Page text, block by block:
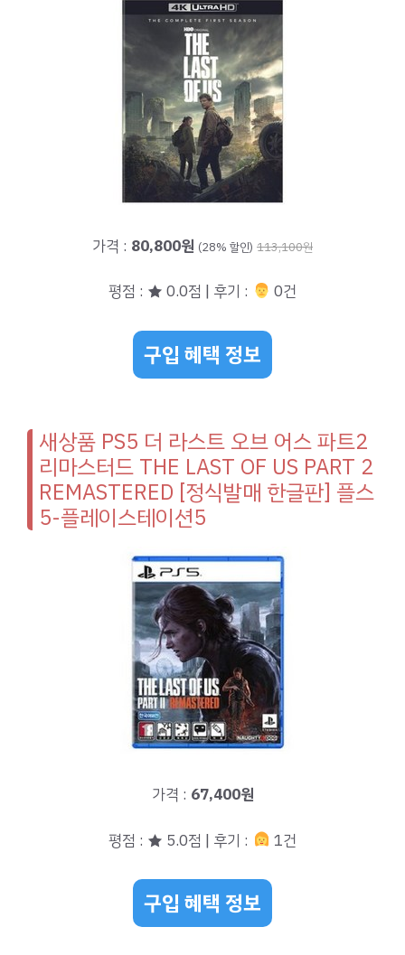
가격 : 80,800원 (28% 할인) 113,100원
평점 : ★ 0.0점 | 후기 : ‍‍ 0건
구입 혜택 정보
새상품 PS5 더 라스트 오브 어스 파트2
리마스터드 THE LAST OF US PART 2
REMASTERED [정식발매 한글판] 플스
5-플레이스테이션5
가격 : 67,400원
평점 : ★ 5.0점 | 후기 : 1건
구입 혜택 정보